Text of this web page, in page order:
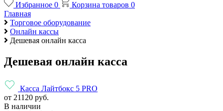
Избранное 0 Корзина товаров 0
Главная
Торговое оборудование
Онлайн кассы
Дешевая онлайн касса
Дешевая онлайн касса
Касса Лайтбокс 5 PRO
от 21120 руб.
В наличии